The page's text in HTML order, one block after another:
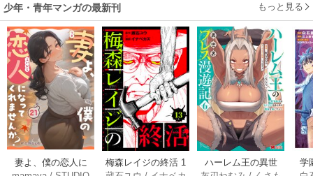
少年・青年マンガの最新刊 もっと見る
妻よ、僕の恋人に
梅森レイジの終活 1
ハーレム王の異世
学